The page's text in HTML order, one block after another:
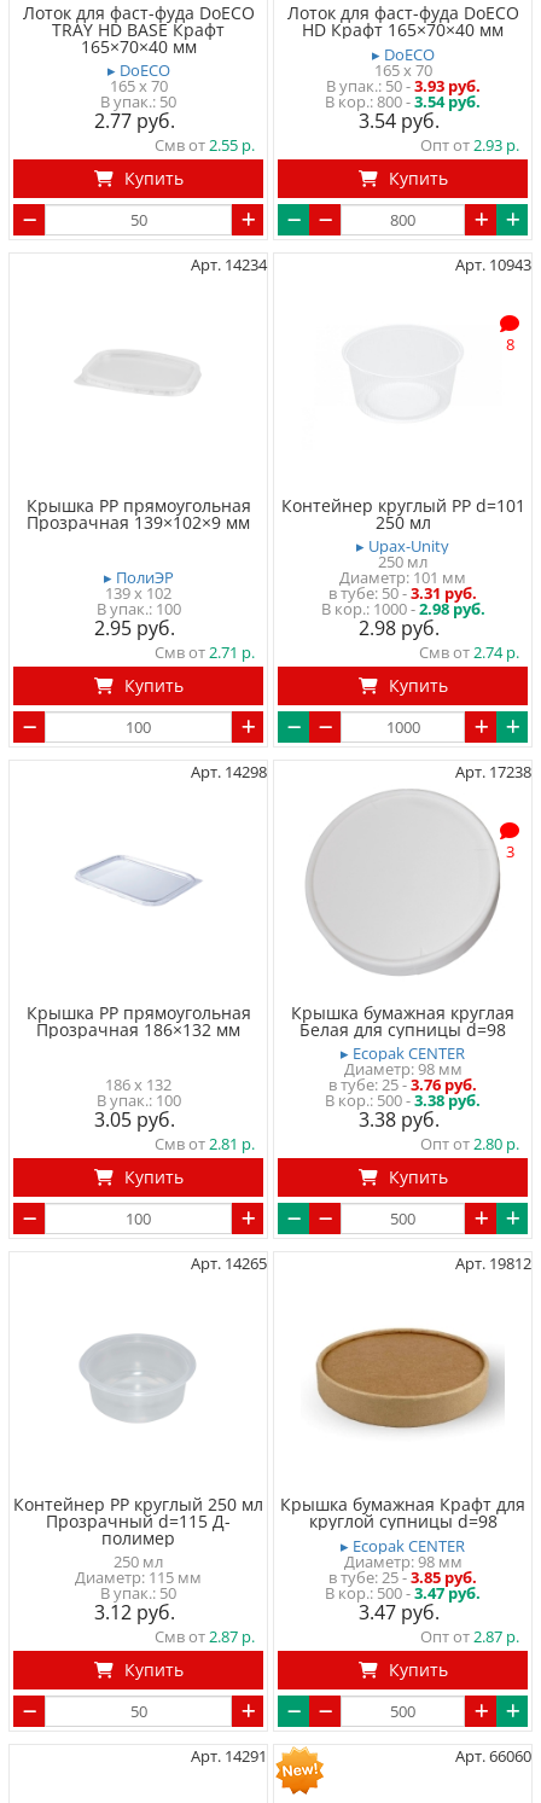
Лоток для фаст-фуда DoECO
TRAY HD BASE Крафт
165×70×40 мм
▸ DoECO
165 x 70
50
2.77
Смв от2.55
Купить
Лоток для фаст-фуда DoECO
HD Крафт 165×70×40 мм
▸ DoECO
165 x 70
50-3.93 руб.
800 -3.54 руб.
3.54
Опт от2.93
Купить
Арт. 14234
Крышка PP прямоугольная
Прозрачная 139×102×9 мм
▸ ПолиЭР
139 x 102
100
2.95
Смв от2.71
Купить
Арт. 10943
8
Контейнер круглый PP d=101
250 мл
▸ Upax-Unity
250 мл
Диаметр: 101 мм
в тубе 50-3.31 руб.
1000 -2.98 руб.
2.98
Смв от2.74
Купить
Арт. 14298
Крышка PP прямоугольная
Прозрачная 186×132 мм
186 x 132
100
3.05
Смв от2.81
Купить
Арт. 17238
3
Крышка бумажная круглая
Белая для супницы d=98
▸ Ecopak CENTER
Диаметр: 98 мм
в тубе 25-3.76 руб.
500 -3.38 руб.
3.38
Опт от2.80
Купить
Арт. 14265
Контейнер PP круглый 250 мл
Прозрачный d=115 Д-
полимер
250 мл
Диаметр: 115 мм
50
3.12
Смв от2.87
Купить
Арт. 19812
Крышка бумажная Крафт для
круглой супницы d=98
▸ Ecopak CENTER
Диаметр: 98 мм
в тубе 25-3.85 руб.
500 -3.47 руб.
3.47
Опт от2.87
Купить
Арт. 14291 Арт. 66060